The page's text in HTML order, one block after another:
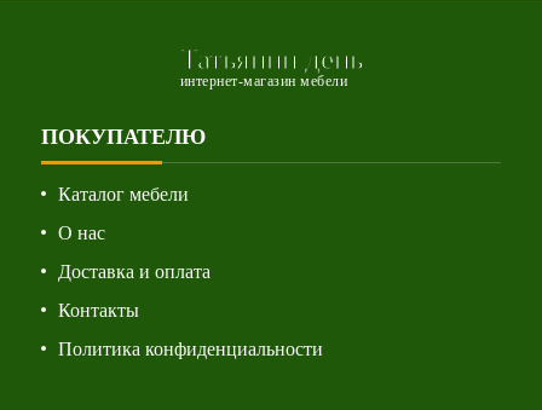
Татьянин день
интернет-магазин мебели
ПОКУПАТЕЛЮ
Каталог мебели
О нас
Доставка и оплата
Контакты
Политика конфиденциальности